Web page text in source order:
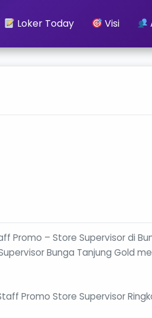
Loker Today Visi
Promo – Store Supervisor di
Bunga Tanjung Gold
Promo Store Supervisor